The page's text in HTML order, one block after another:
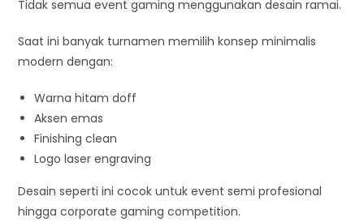
Tidak semua event gaming menggunakan desain ramai.
Saat ini banyak turnamen memilih konsep minimalis
modern dengan:
Warna hitam doff
Aksen emas
Finishing clean
Logo laser engraving
Desain seperti ini cocok untuk event semi profesional
hingga corporate gaming competition.